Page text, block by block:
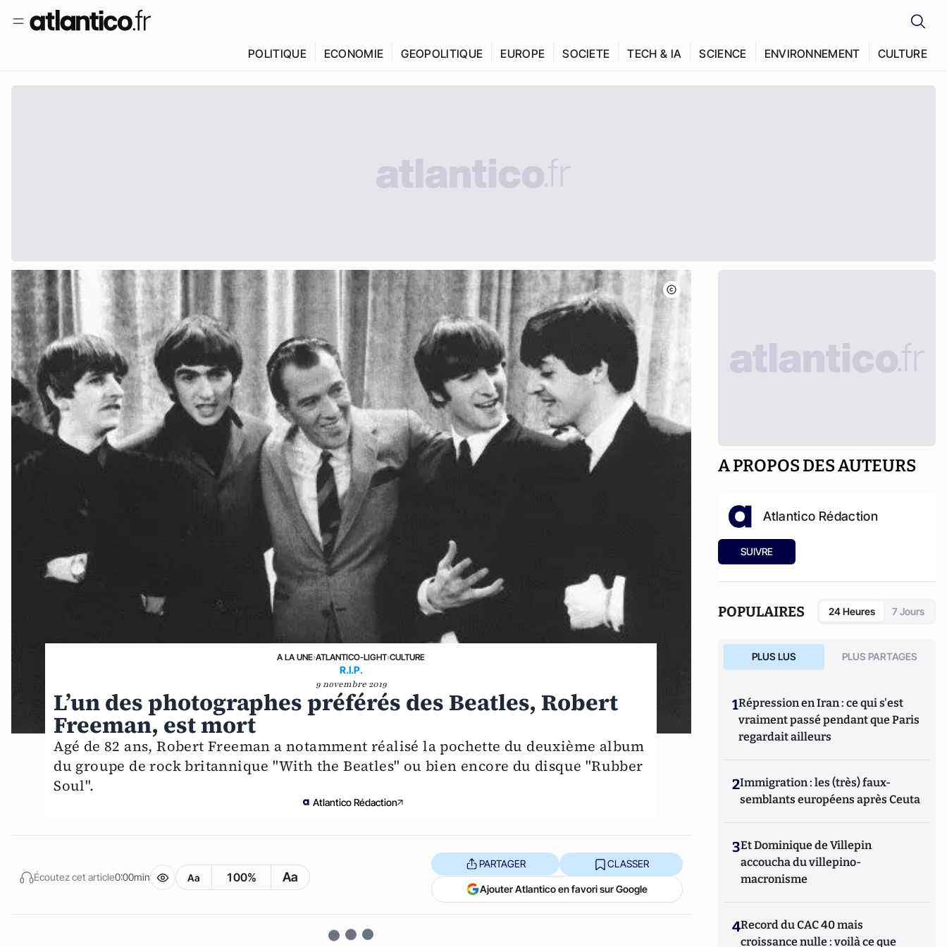
POLITIQUE ECONOMIE GEOPOLITIQUE EUROPE SOCIETE TECH & IA SCIENCE ENVIRONNEMENT CULTURE
A LA UNE›ATLANTICO-LIGHT›CULTURE
R.I.P.
9 novembre 2019
L’un des photographes préférés des Beatles, Robert
Freeman, est mort
Agé de 82 ans, Robert Freeman a notamment réalisé la pochette du deuxième album
du groupe de rock britannique "With the Beatles" ou bien encore du disque "Rubber
Soul".
Atlantico Rédaction
Écoutez cet article0:00min Aa 100% Aa
PARTAGER CLASSER
Ajouter Atlantico en favori sur Google
A PROPOS DES AUTEURS
Atlantico Rédaction
SUIVRE
POPULAIRES 24 Heures 7 Jours
PLUS LUS PLUS PARTAGES
1Répression en Iran : ce qui s'est
vraiment passé pendant que Paris
regardait ailleurs
2Immigration : les (très) faux-
semblants européens après Ceuta
3Et Dominique de Villepin
accoucha du villepino-
macronisme
4Record du CAC 40 mais
croissance nulle : voilà ce que